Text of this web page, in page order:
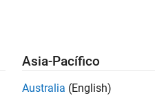
Asia-Pacífico
Australia (English)